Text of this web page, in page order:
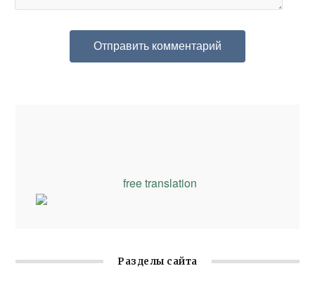
free translation
Разделы сайта